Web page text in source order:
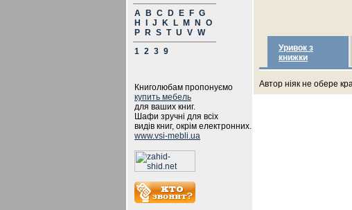
A
B C D E F G
H
J K L M N
O
P
R S T U V W
1 2 3 9
Книголюбам пропонуємо
купить мебель
для ваших книг.
Шафи зручні для всіх
видів книг, окрім електронних.
www.vsi-mebli.ua
Уривок з
книжки
Автор ніяк не обере